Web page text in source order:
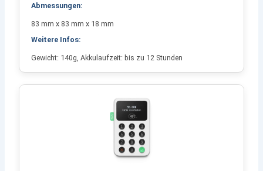
Abmessungen:
83 mm x 83 mm x 18 mm
Weitere Infos:
Gewicht: 140g, Akkulaufzeit: bis zu 12 Stunden